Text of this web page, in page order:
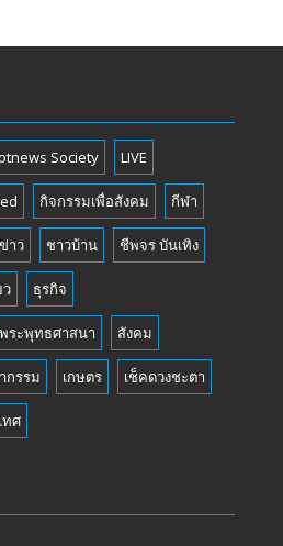
Society LIVE
กิจกรรมเพื่อสังคม กีฬา
าว ชาวบ้าน ชีพจร บันเทิง
ว ธุรกิจ
พระพุทธศาสนา สังคม
กรรม เกษตร เช็คดวงชะตา
ทศ